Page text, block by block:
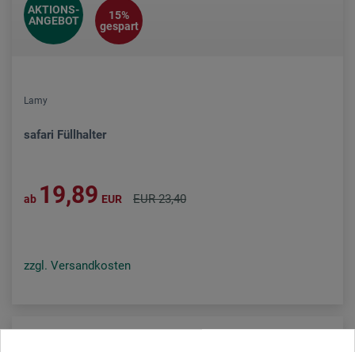
AKTIONS-
ANGEBOT
15%
gespart
Lamy
safari Füllhalter
ab 19,89 EUR EUR 23,40
zzgl. Versandkosten